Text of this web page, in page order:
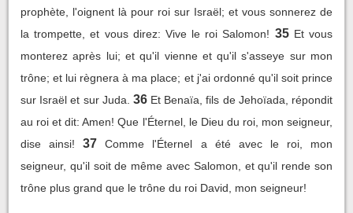
prophète, l'oignent là pour roi sur Israël; et vous sonnerez de
la trompette, et vous direz: Vive le roi Salomon! 35 Et vous
monterez après lui; et qu'il vienne et qu'il s'asseye sur mon
trône; et lui règnera à ma place; et j'ai ordonné qu'il soit prince
sur Israël et sur Juda. 36 Et Benaïa, fils de Jehoïada, répondit
au roi et dit: Amen! Que l'Éternel, le Dieu du roi, mon seigneur,
dise ainsi!
37
Comme l'Éternel a été avec le roi, mon
seigneur, qu'il soit de même avec Salomon, et qu'il rende son
trône plus grand que le trône du roi David, mon seigneur!